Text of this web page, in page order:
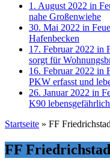
1. August 2022 in
nahe Großenwiehe
30. Mai 2022 in
Hafenbecken
17. Februar 2022 in
sorgt für
16. Februar 2022 in
PKW erfasst und
26. Januar 2022 in
K90
Startseite » FF
FF